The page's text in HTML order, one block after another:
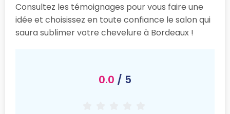
Consultez les témoignages pour vous faire une
idée et choisissez en toute confiance le salon qui
saura sublimer votre chevelure à Bordeaux !
0.0 / 5